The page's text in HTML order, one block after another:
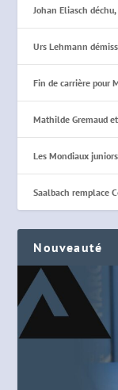
Johan Eliasch
Urs Lehmann
Fin de carrière pour
Mathilde Gremaud
Les Mondiaux
Saalbach remplace
Nouveauté